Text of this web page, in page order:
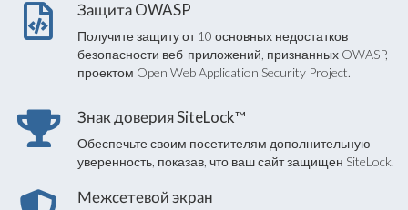
Защита OWASP
Получите защиту от 10 основных недостатков
безопасности веб-приложений, признанных OWASP,
проектом Open Web Application Security Project.
Знак доверия SiteLock™
Обеспечьте своим посетителям дополнительную
уверенность, показав, что ваш сайт защищен SiteLock.
Межсетевой экран